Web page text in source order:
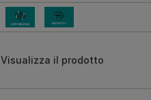
Visualizza il prodotto